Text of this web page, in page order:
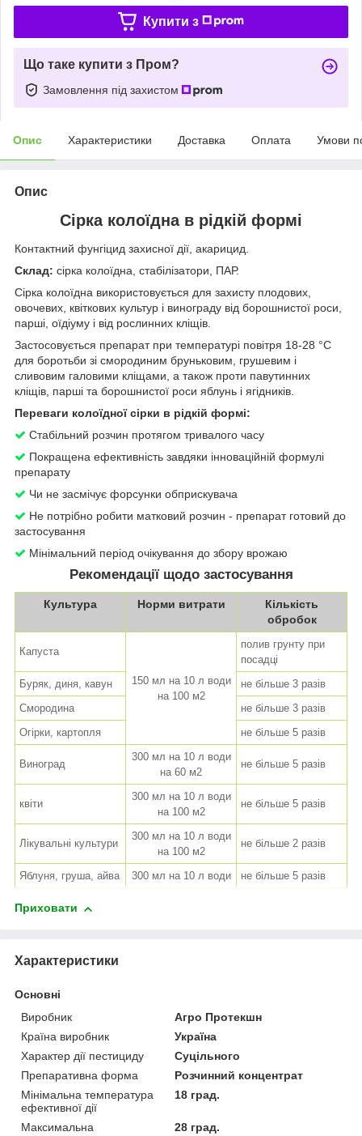
Купити з
Що таке купити з Пром?
Замовлення під захистом
Опис Характеристики Доставка Оплата Умови
Опис
Сірка колоїдна в рідкій формі
Контактний фунгіцид захисної дії, акарицид.
Склад: сірка колоїдна, стабілізатори, ПАР.
Сірка колоїдна використовується для захисту плодових,
овочевих, квіткових культур і винограду від борошнистої роси,
парші, оїдіуму і від рослинних кліщів.
Застосовується препарат при температурі повітря 18-28 °С
для боротьби зі смородиним бруньковим, грушевим і
сливовим галовими кліщами, а також проти павутинних
кліщів, парші та борошнистої роси яблунь і ягідників.
Переваги колоїдної сірки в рідкій формі:
Стабільний розчин протягом тривалого часу
Покращена ефективність завдяки інноваційній формулі
препарату
Чи не засмічує форсунки обприскувача
Не потрібно робити матковий розчин - препарат готовий до
застосування
Мінімальний період очікування до збору врожаю
Рекомендації щодо застосування
Культура Норми витрати
Кількість
обробок
Капуста
150 мл на 10 л води
на 100 м2
полив грунту при
посадці
Буряк, диня, кавун
не більше 3 разів
Смородина
не більше 3 разів
Огірки, картопля
не більше 5 разів
Виноград
300 мл на 10 л води
на 60 м2
не більше 5 разів
квіти
300 мл на 10 л води
на 100 м2
не більше 5 разів
Лікувальні культури
300 мл на 10 л води
на 100 м2
не більше 2 разів
Яблуня, груша, айва 300 мл на 10 л води не більше 5 разів
Приховати
Характеристики
Основні
Виробник
Агро Протекшн
Країна виробник
Україна
Характер дії пестициду
Суцільного
Препаративна форма
Розчинний концентрат
Мінімальна температура
ефективної дії
18 град.
Максимальна
28 град.